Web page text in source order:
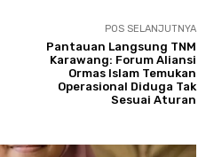
POS SELANJUTNYA
Pantauan Langsung TNM
Karawang: Forum Aliansi
Ormas Islam Temukan
Operasional Diduga Tak
Sesuai Aturan